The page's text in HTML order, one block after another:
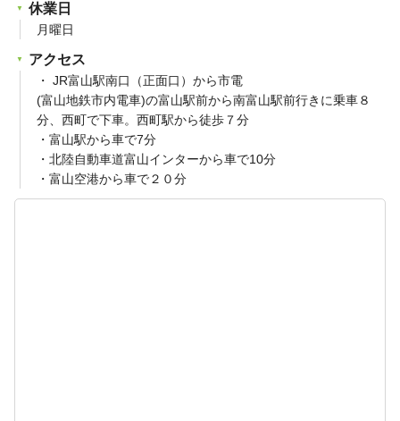
休業日
月曜日
アクセス
・ JR富山駅南口（正面口）から市電
(富山地鉄市内電車)の富山駅前から南富山駅前行きに乗車８
分、西町で下車。西町駅から徒歩７分
・富山駅から車で7分
・北陸自動車道富山インターから車で10分
・富山空港から車で２０分